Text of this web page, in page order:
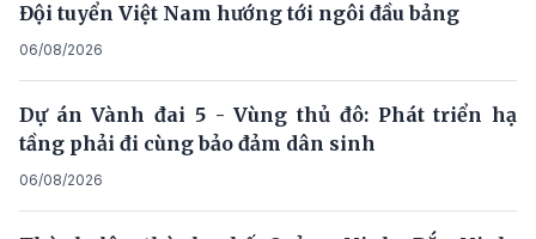
Đội tuyển Việt Nam hướng tới ngôi đầu bảng
06/08/2026
Dự án Vành đai 5 - Vùng thủ đô: Phát triển hạ
tầng phải đi cùng bảo đảm dân sinh
06/08/2026